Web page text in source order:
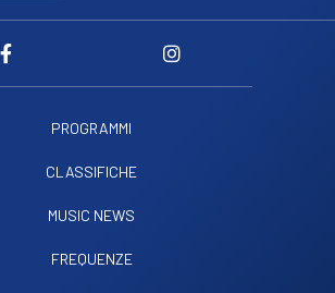
PROGRAMMI
CLASSIFICHE
MUSIC NEWS
FREQUENZE